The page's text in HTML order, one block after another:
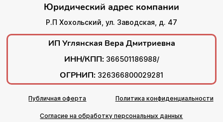
Юридический адрес компании
Р.П Хохольский, ул. Заводская, д. 47
ИП Углянская Вера Дмитриевна
ИНН/КПП: 366501186988/
ОГРНИП: 326366800029281
Публичная оферта Политика конфиденциальности
Согласие на обработку персональных данных